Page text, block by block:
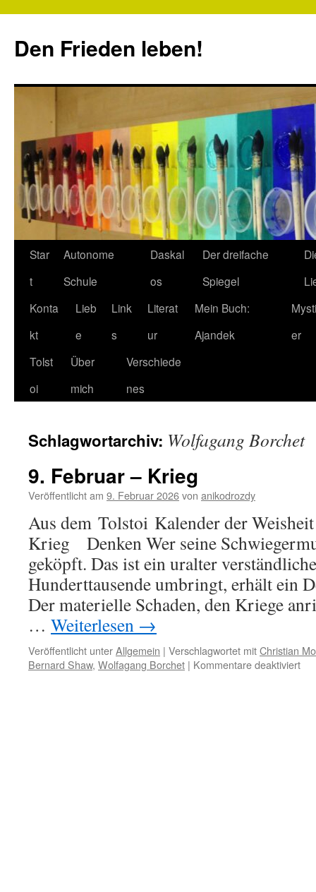
springen
Den Frieden leben!
Star
t
Autonome
Schule
Daskal
os
Der dreifache
Spiegel
Konta
kt
Lieb
e
Link
s
Literat
ur
Mein Buch:
Ajandek
er
Tolst
oi
Über
mich
Verschiede
nes
Schlagwortarchiv: Wolfagang Borchet
9. Februar – Krieg
Veröffentlicht am 9. Februar 2026von anikodrozdy
Aus dem Tolstoi Kalender der
Krieg Denken Wer seine
geköpft. Das ist ein uralter
Hunderttausende umbringt, erhält ein
Der materielle Schaden, den Kriege
… Weiterlesen →
Veröffentlicht unterAllgemein | Verschlagwortet mitChristian
Bernard Shaw, Wolfagang Borchet | Kommentare deaktiviertfür